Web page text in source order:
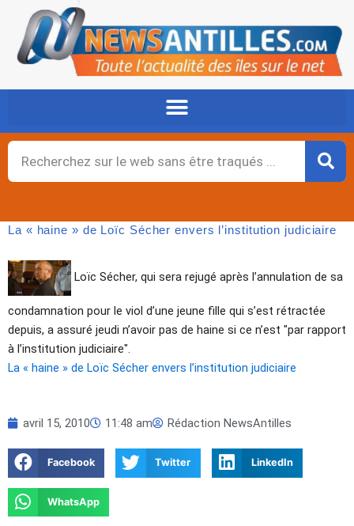
contenu
Rechercher
La « haine » de Loïc Sécher envers l’institution judiciaire
Loïc Sécher, qui sera rejugé après l’annulation de sa
condamnation pour le viol d’une jeune fille qui s’est rétractée
depuis, a assuré jeudi n’avoir pas de haine si ce n’est "par rapport
à l’institution judiciaire".
La « haine » de Loïc Sécher envers l’institution judiciaire
avril 15, 2010 11:48 am Rédaction NewsAntilles
Facebook Twitter LinkedIn
WhatsApp